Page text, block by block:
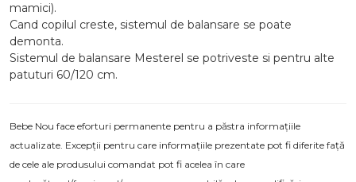
mamici).
Cand copilul creste, sistemul de balansare se poate
demonta.
Sistemul de balansare Mesterel se potriveste si pentru alte
patuturi 60/120 cm.
Bebe Nou face eforturi permanente pentru a păstra informațiile
actualizate. Excepții pentru care informațiile prezentate pot fi diferite față
de cele ale produsului comandat pot fi acelea în care